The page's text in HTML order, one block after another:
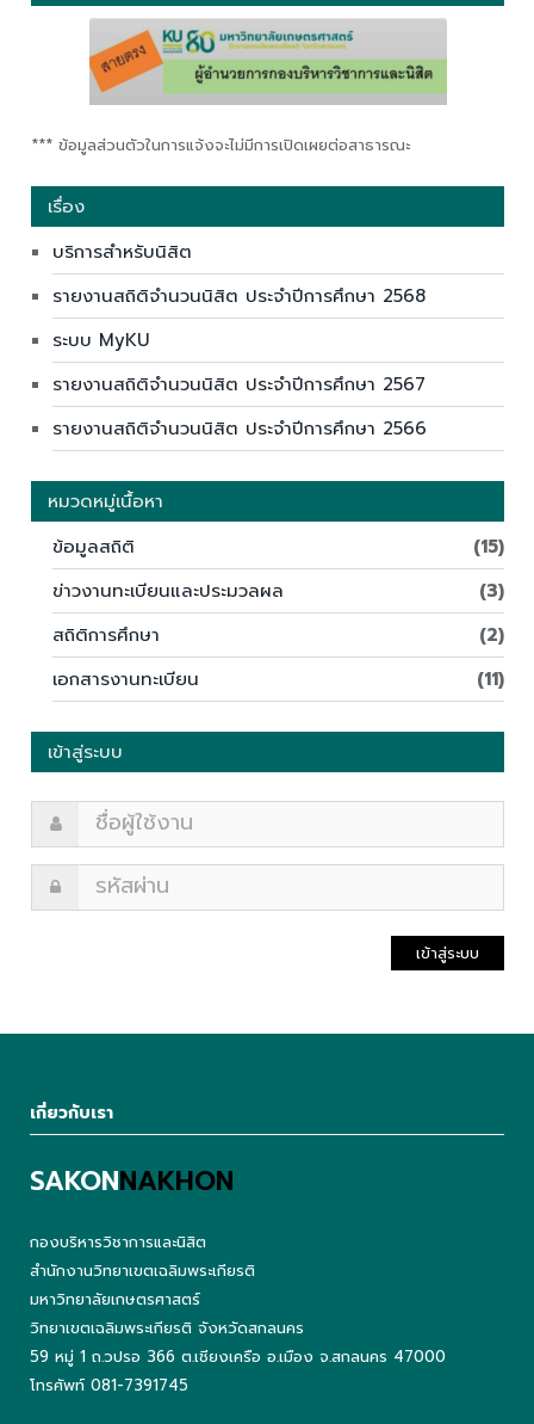
*** ข้อมูลส่วนตัวในการแจ้งจะไม่มีการเปิดเผยต่อสาธารณะ
เรื่อง
บริการสำหรับนิสิต
รายงานสถิติจำนวนนิสิต ประจำปีการศึกษา 2568
ระบบ MyKU
รายงานสถิติจำนวนนิสิต ประจำปีการศึกษา 2567
รายงานสถิติจำนวนนิสิต ประจำปีการศึกษา 2566
หมวดหมู่เนื้อหา
ข้อมูลสถิติ
(15)
ข่าวงานทะเบียนและประมวลผล
(3)
สถิติการศึกษา
(2)
เอกสารงานทะเบียน
(11)
เข้าสู่ระบบ
เข้าสู่ระบบ
เกี่ยวกับเรา
SAKONNAKHON
กองบริหารวิชาการและนิสิต
สำนักงานวิทยาเขตเฉลิมพระเกียรติ
มหาวิทยาลัยเกษตรศาสตร์
วิทยาเขตเฉลิมพระเกียรติ จังหวัดสกลนคร
59 หมู่ 1 ถ.วปรอ 366 ต.เชียงเครือ อ.เมือง จ.สกลนคร 47000
โทรศัพท์ 081-7391745